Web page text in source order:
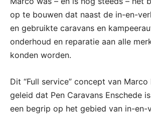
op te bouwen dat naast de in-en-
en gebruikte caravans en
onderhoud en reparatie aan alle
konden worden.
Dit “Full service” concept van
geleid dat Pen Caravans Enschede
een begrip op het gebied van in-en-